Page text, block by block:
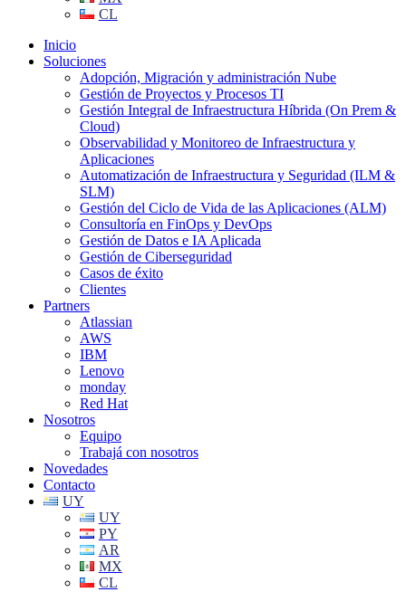
CL
Inicio
Soluciones
Adopción, Migración y administración Nube
Gestión de Proyectos y Procesos TI
Gestión Integral de Infraestructura Híbrida (On Prem &
Cloud)
Observabilidad y Monitoreo de Infraestructura y
Aplicaciones
Automatización de Infraestructura y Seguridad (ILM &
SLM)
Gestión del Ciclo de Vida de las Aplicaciones (ALM)
Consultoría en FinOps y DevOps
Gestión de Datos e IA Aplicada
Gestión de Ciberseguridad
Casos de éxito
Clientes
Partners
Atlassian
AWS
IBM
Lenovo
monday
Red Hat
Nosotros
Equipo
Trabajá con nosotros
Novedades
Contacto
UY
UY
PY
AR
MX
CL